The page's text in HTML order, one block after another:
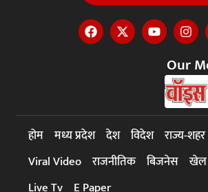
Our
होम मध्य प्रदेश देश विदेश राज्य-शहर
Viral Video राजनीतिक बिजनेस खेल
Live Tv
E Paper